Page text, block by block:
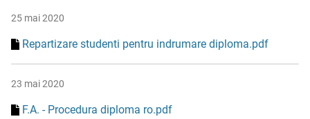
25 mai 2020
Repartizare studenti pentru indrumare diploma.pdf
23 mai 2020
F.A. - Procedura diploma ro.pdf